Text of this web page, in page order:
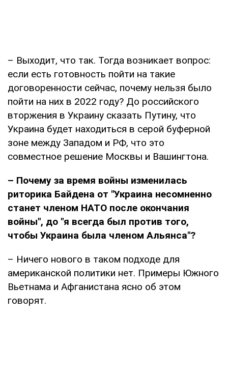
– Выходит, что так. Тогда возникает вопрос:
если есть готовность пойти на такие
договоренности сейчас, почему нельзя было
пойти на них в 2022 году? До российского
вторжения в Украину сказать Путину, что
Украина будет находиться в серой буферной
зоне между Западом и РФ, что это
совместное решение Москвы и Вашингтона.
– Почему за время войны изменилась
риторика Байдена от "Украина несомненно
станет членом НАТО после окончания
войны", до "я всегда был против того,
чтобы Украина была членом Альянса"?
– Ничего нового в таком подходе для
американской политики нет. Примеры Южного
Вьетнама и Афганистана ясно об этом
говорят.